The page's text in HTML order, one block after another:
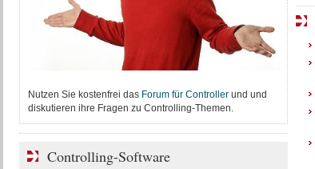
Nutzen Sie kostenfrei das Forum für Controllerund und
diskutieren ihre Fragen zu Controlling-Themen.
Controlling-Software